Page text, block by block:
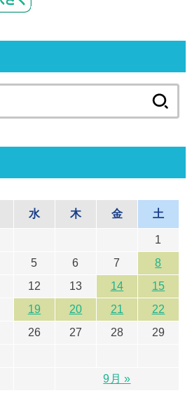
索:
水 木 金 土
1
5 6 7
8
12 13 14
15
19 20 21
22
26 27 28
29
9月 »